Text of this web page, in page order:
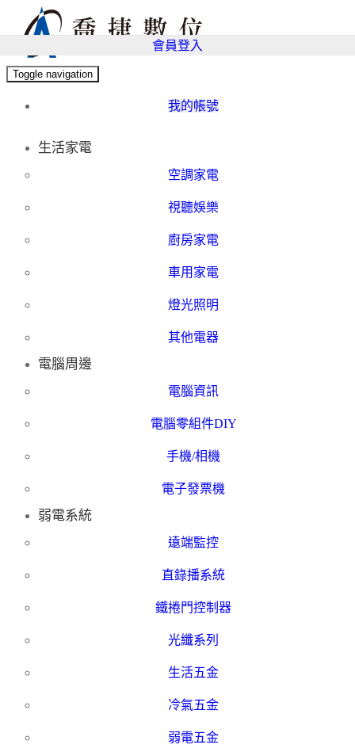
Toggle navigation
我的帳號
會員登入
生活家電
空調家電
視聽娛樂
廚房家電
車用家電
燈光照明
其他電器
電腦周邊
電腦資訊
電腦零組件DIY
手機/相機
電子發票機
弱電系統
遠端監控
直錄播系統
鐵捲門控制器
光纖系列
生活五金
冷氣五金
弱電五金